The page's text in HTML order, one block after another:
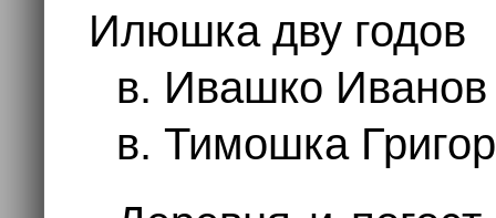
Илюшка дву годов
в. Ивашко
в. Тимошка